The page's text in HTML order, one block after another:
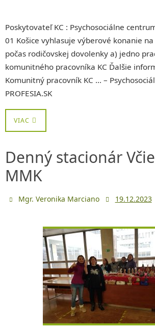
Poskytovateľ KC : Psychosociálne
01 Košice vyhlasuje výberové konanie
počas rodičovskej dovolenky a) jedno
komunitného pracovníka KC Ďalšie
Komunitný pracovník KC … –
PROFESIA.SK
VIAC
Denný stacionár
MMK
Mgr. Veronika Marciano 19.12.2023